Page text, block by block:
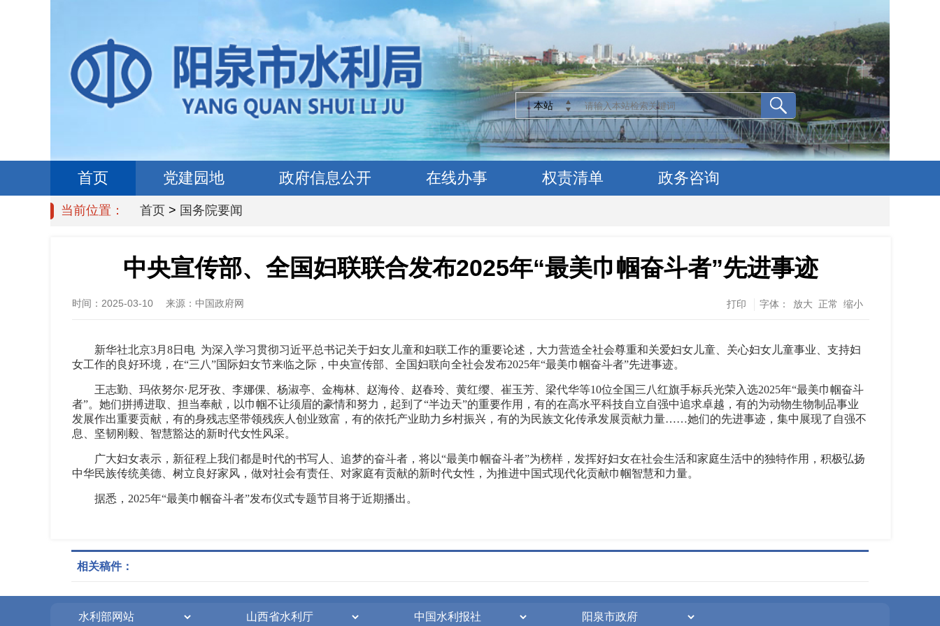
本站
首页 党建园地 政府信息公开 在线办事 权责清单 政务咨询
当前位置： 首页 > 国务院要闻
中央宣传部、全国妇联联合发布2025年“最美巾帼奋斗者”先进事迹
时间： 2025-03-10 来源： 中国政府网 打印 字体： 放大 正常 缩小
新华社北京3月8日电 为深入学习贯彻习近平总书记关于妇女儿童和妇联工作的重要论述，大力营造全社会尊重和关爱妇女儿童、关心妇女儿童事业、支持妇
女工作的良好环境，在“三八”国际妇女节来临之际，中央宣传部、全国妇联向全社会发布2025年“最美巾帼奋斗者”先进事迹。
王志勤、玛依努尔·尼牙孜、李娜倮、杨淑亭、金梅林、赵海伶、赵春玲、黄红缨、崔玉芳、梁代华等10位全国三八红旗手标兵光荣入选2025年“最美巾帼奋斗
者”。她们拼搏进取、担当奉献，以巾帼不让须眉的豪情和努力，起到了“半边天”的重要作用，有的在高水平科技自立自强中追求卓越，有的为动物生物制品事业
发展作出重要贡献，有的身残志坚带领残疾人创业致富，有的依托产业助力乡村振兴，有的为民族文化传承发展贡献力量……她们的先进事迹，集中展现了自强不
息、坚韧刚毅、智慧豁达的新时代女性风采。
广大妇女表示，新征程上我们都是时代的书写人、追梦的奋斗者，将以“最美巾帼奋斗者”为榜样，发挥好妇女在社会生活和家庭生活中的独特作用，积极弘扬
中华民族传统美德、树立良好家风，做对社会有责任、对家庭有贡献的新时代女性，为推进中国式现代化贡献巾帼智慧和力量。
据悉，2025年“最美巾帼奋斗者”发布仪式专题节目将于近期播出。
相关稿件：